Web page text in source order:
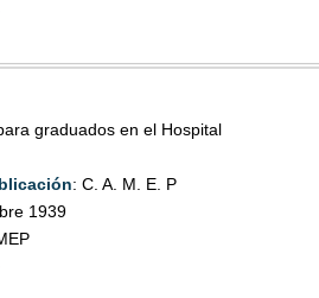
graduados en el Hospital
: C. A. M. E. P
1939